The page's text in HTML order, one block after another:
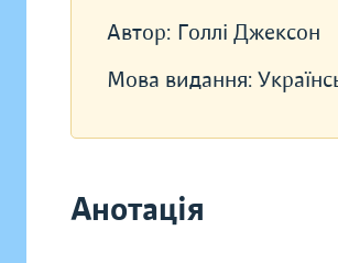
Автор: Голлі Джексон
Мова видання:
Анотація